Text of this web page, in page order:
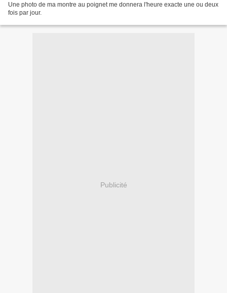
Une photo de ma montre au poignet me donnera l'heure exacte une ou deux
fois par jour.
Publicité